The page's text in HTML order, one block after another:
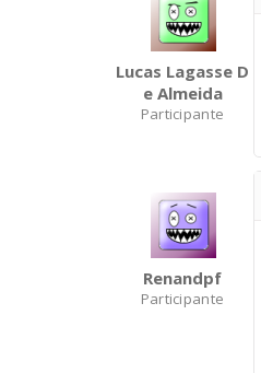
Lucas Lagasse D
E Almeida
Participante
Renandpf
Participante